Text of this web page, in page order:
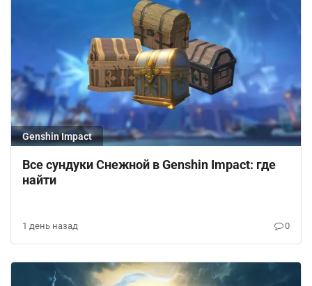
Genshin Impact
Все сундуки Снежной в Genshin Impact: где
найти
1 день назад 0